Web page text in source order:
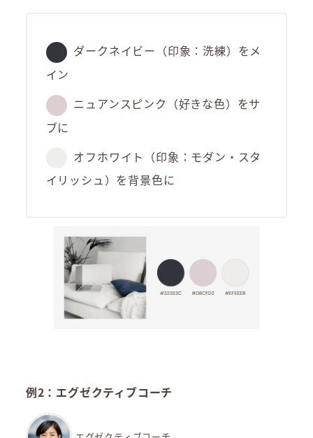
ダークネイビー（印象：洗練）をメ
イン
ニュアンスピンク（好きな色）をサ
ブに
オフホワイト（印象：モダン・スタ
イリッシュ）を背景色に
例2：エグゼクティブコーチ